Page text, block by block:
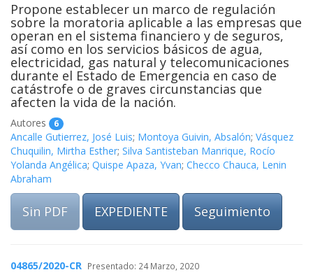
Propone establecer un marco de regulación
sobre la moratoria aplicable a las empresas que
operan en el sistema financiero y de seguros,
así como en los servicios básicos de agua,
electricidad, gas natural y telecomunicaciones
durante el Estado de Emergencia en caso de
catástrofe o de graves circunstancias que
afecten la vida de la nación.
Autores 6
Ancalle Gutierrez, José Luis; Montoya Guivin, Absalón; Vásquez
Chuquilin, Mirtha Esther; Silva Santisteban Manrique, Rocío
Yolanda Angélica; Quispe Apaza, Yvan; Checco Chauca, Lenin
Abraham
Sin PDF EXPEDIENTE Seguimiento
04865/2020-CR Presentado: 24 Marzo, 2020